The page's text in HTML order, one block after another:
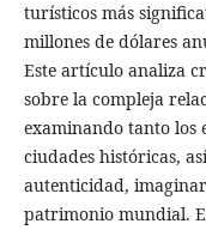
turísticos más
millones de dólares
Este artículo analiza
sobre la compleja
examinando tanto los
ciudades históricas,
autenticidad,
patrimonio mundial.